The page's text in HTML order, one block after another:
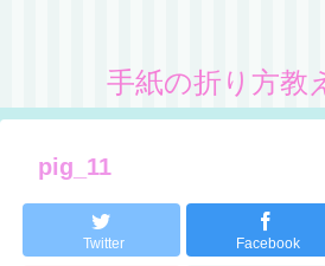
手紙の折り方教
pig_11
Twitter Facebook